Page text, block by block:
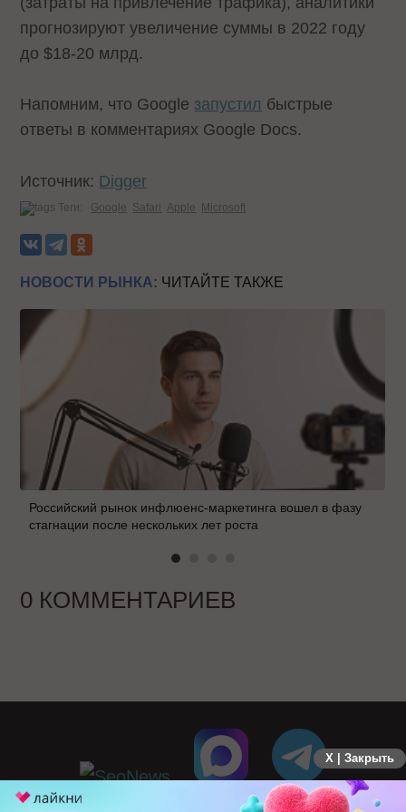
прогнозируют увеличение суммы в 2022 году
до $18-20 млрд.
Напомним, что Google запустил быстрые
ответы в комментариях Google Docs.
Источник: Digger
Теги: Google Safari Apple Microsoft
НОВОСТИ РЫНКА: ЧИТАЙТЕ ТАКЖЕ
Российский рынок инфлюенс-маркетинга вошел в фазу
стагнации после нескольких лет роста
0 КОММЕНТАРИЕВ
X | Закрыть